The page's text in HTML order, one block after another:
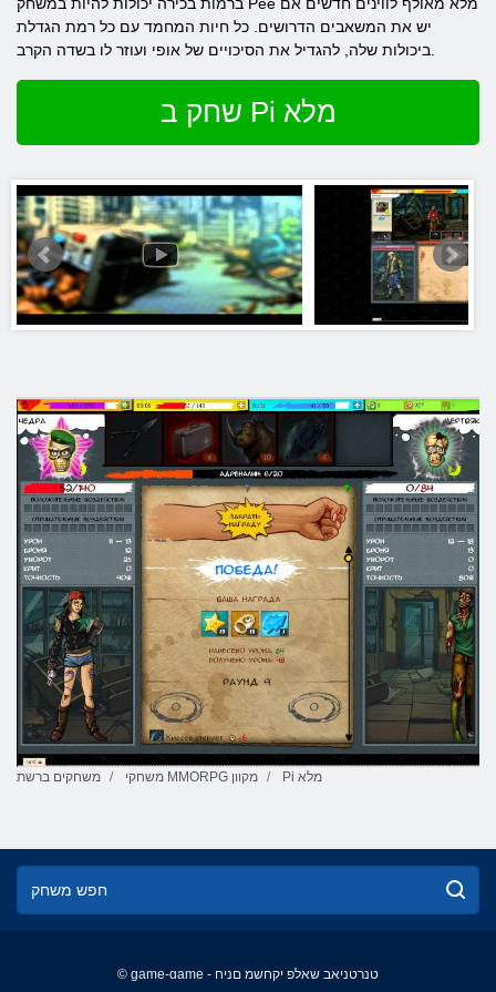
יש את המשאבים הדרושים. כל חיות המחמד עם כל רמת הגדלת
שחק ב Pi מלא
משחקים ברשת משחקי MMORPG מקוון Pi מלא
© game-game - טנרטניאב שאלפ יקחשמ םניח